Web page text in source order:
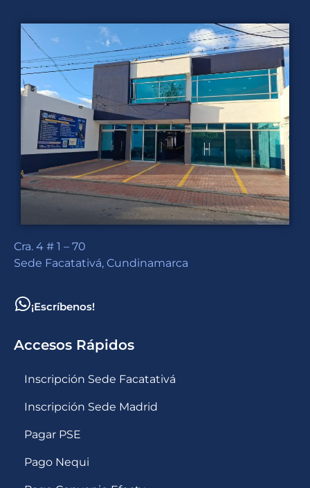
Cra. 4 # 1 – 70
Sede Facatativá, Cundinamarca
¡Escríbenos!
Accesos Rápidos
Inscripción Sede Facatativá
Inscripción Sede Madrid
Pagar PSE
Pago Nequi